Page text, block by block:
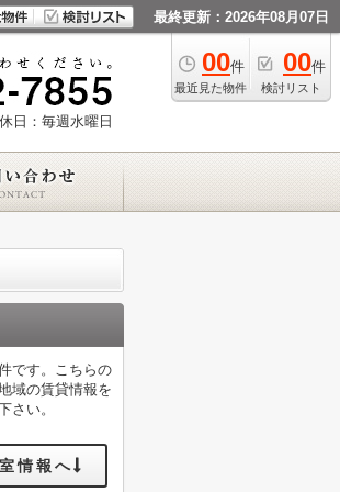
最終更新：2026年08月07日
00件
最近見た物件
00件
検討リスト
日：毎週水曜日
です。こちらの
域の賃貸情報を
さい。
情報へ